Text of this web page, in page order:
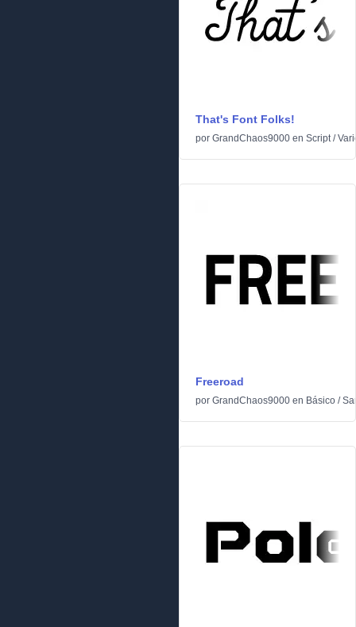
That's Font Folks!
por GrandChaos9000 en Script/
Freeroad
por GrandChaos9000 en Básico /